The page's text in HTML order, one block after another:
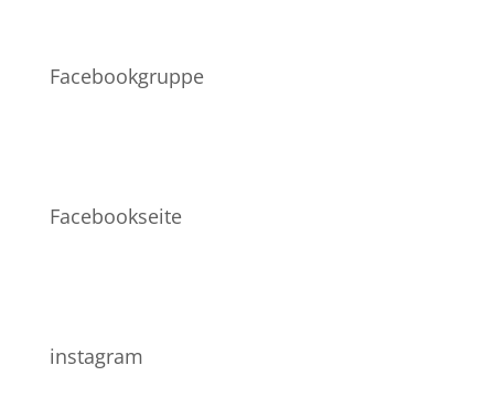
Facebookgruppe
Facebookseite
instagram